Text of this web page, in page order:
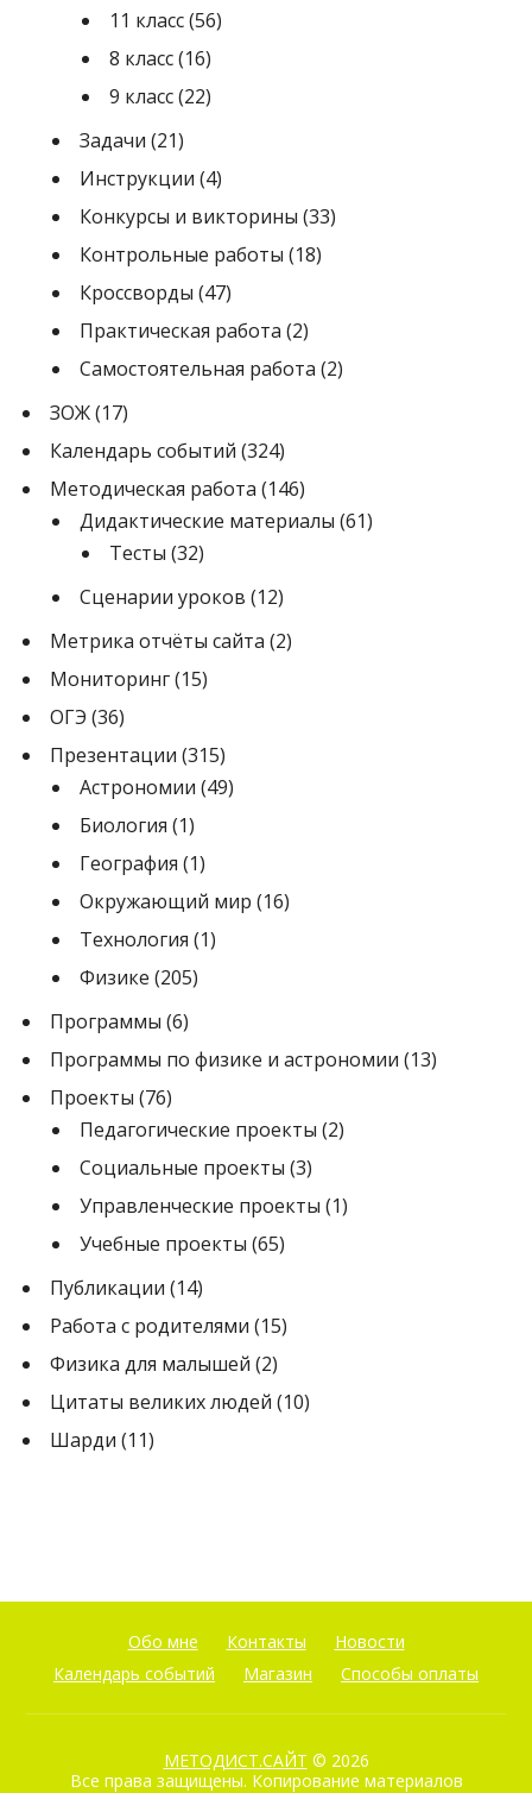
11 класс(56)
8 класс(16)
9 класс(22)
Задачи (21)
Инструкции (4)
Конкурсы и викторины (33)
Контрольные работы (18)
Кроссворды (47)
Практическая работа (2)
Самостоятельная работа (2)
ЗОЖ(17)
Календарь событий (324)
Методическая работа (146)
Дидактические материалы (61)
Тесты (32)
Сценарии уроков (12)
Метрика отчёты сайта (2)
Мониторинг(15)
ОГЭ (36)
Презентации (315)
Астрономии (49)
Биология (1)
География (1)
Окружающий мир (16)
Технология (1)
Физике (205)
Программы (6)
Программы по физике и астрономии (13)
Проекты (76)
Педагогические проекты (2)
Социальные проекты (3)
Управленческие проекты (1)
Учебные проекты (65)
Публикации (14)
Работа с родителями (15)
Физика для малышей (2)
Цитаты великих людей (10)
Шарди (11)
Обо мне Контакты
Новости
Календарь событий
Магазин Способы оплаты
МЕТОДИСТ.САЙТ © 2026
Все права защищены. Копирование материалов